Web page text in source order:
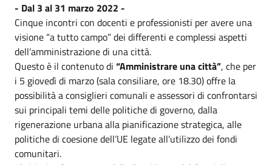
- Dal 3 al 31 marzo 2022 -
Cinque incontri con docenti e professionisti per avere una
visione “a tutto campo” dei differenti e complessi aspetti
dell’amministrazione di una città.
Questo è il contenuto di “Amministrare una città”, che per
i 5 giovedì di marzo (sala consiliare, ore 18.30) offre la
possibilità a consiglieri comunali e assessori di confrontarsi
sui principali temi delle politiche di governo, dalla
rigenerazione urbana alla pianificazione strategica, alle
politiche di coesione dell’UE legate all’utilizzo dei fondi
comunitari.